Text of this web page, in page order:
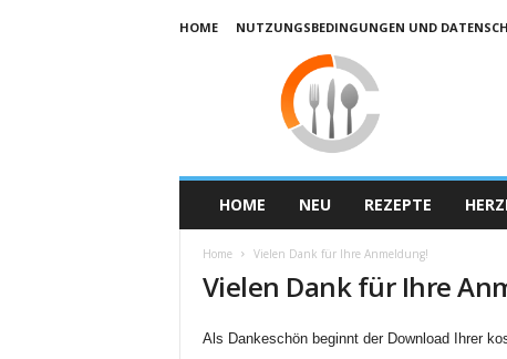
HOME NUTZUNGSBEDINGUNGEN UND
HOME NEU REZEPTE
Home Vielen Dank für Ihre Anmeldung!
Vielen Dank für Ihre
Als Dankeschön beginnt der Download Ihrer